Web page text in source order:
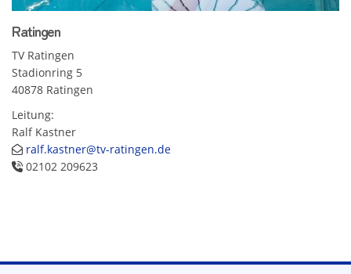
Ratingen
TV Ratingen
Stadionring 5
40878 Ratingen
Leitung:
Ralf Kastner
ralf.kastner@tv-ratingen.de
02102 209623